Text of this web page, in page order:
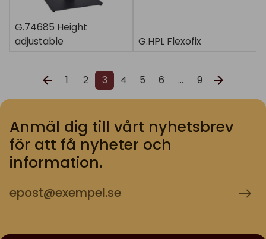
G.74685 Height
adjustable
G.HPL Flexofix
1 2 3 4 5 6 … 9
Anmäl dig till vårt nyhetsbrev
för att få nyheter och
information.